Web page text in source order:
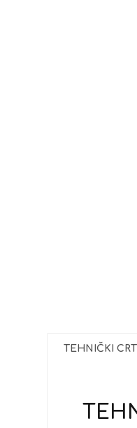
TEHNIČKI